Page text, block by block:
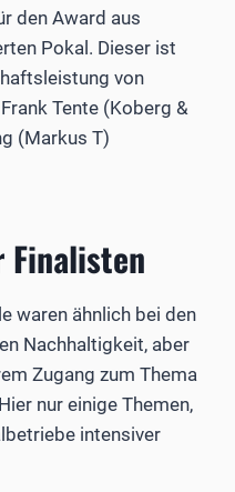
den Award aus
Pokal. Dieser ist
von
Tente (Koberg &
(Markus T)
Finalisten
waren ähnlich bei den
Nachhaltigkeit, aber
Zugang zum Thema
nur einige Themen,
intensiver